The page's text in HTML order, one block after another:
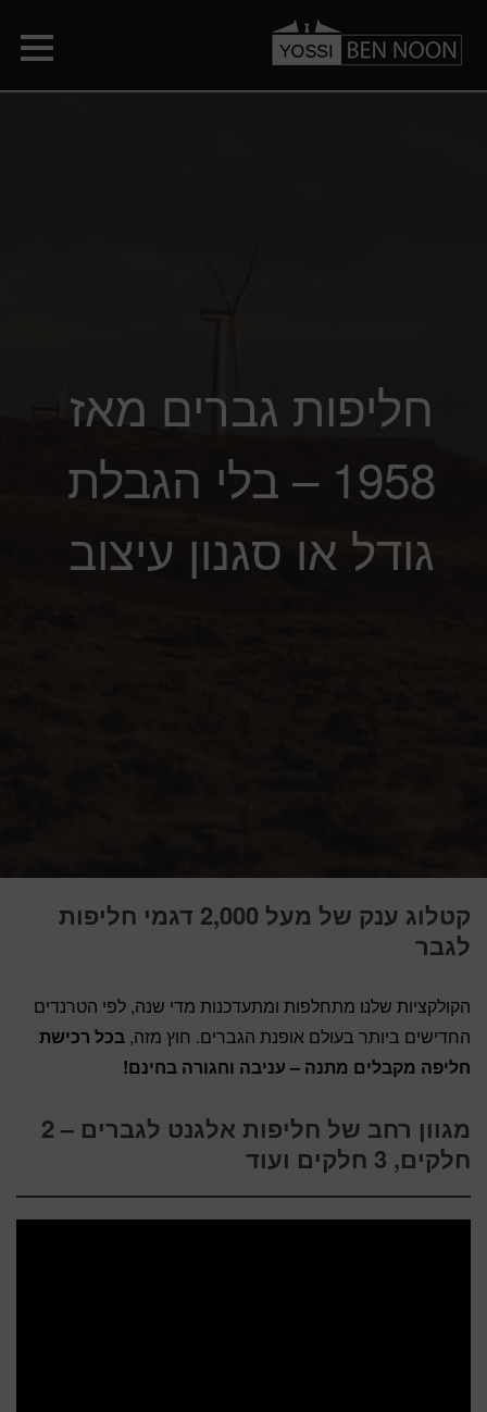
חליפות גברים מאז
1958 – בלי הגבלת
גודל או סגנון עיצוב
קטלוג ענק של מעל 2,000 דגמי חליפות
לגבר
הקולקציות שלנו מתחלפות ומתעדכנות מדי שנה, לפי הטרנדים
החדישים ביותר בעולם אופנת הגברים. חוץ מזה, בכל רכישת
חליפה מקבלים מתנה – עניבה וחגורה בחינם!
מגוון רחב של חליפות אלגנט לגברים – 2
חלקים, 3 חלקים ועוד